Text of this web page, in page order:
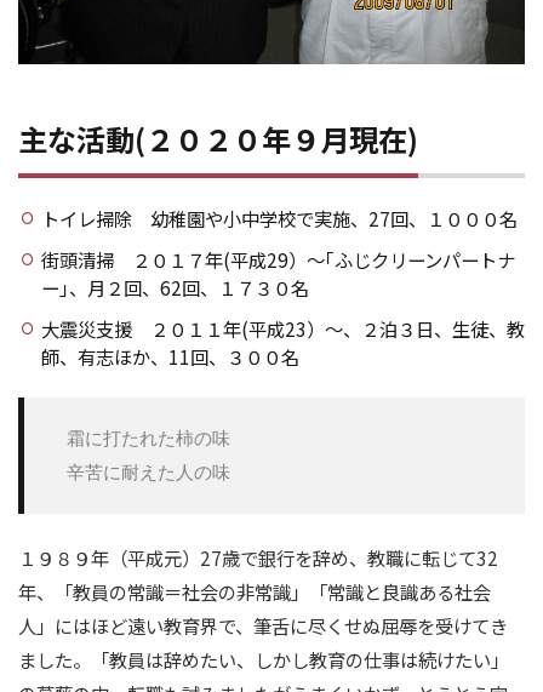
主な活動(２０２０年９月現在)
トイレ掃除 幼稚園や小中学校で実施、27回、１０００名
街頭清掃 ２０１７年(平成29）～｢ふじクリーンパートナ
ー｣、月２回、62回、１７３０名
大震災支援 ２０１１年(平成23）～、２泊３日、生徒、教
師、有志ほか、11回、３００名
霜に打たれた柿の味
辛苦に耐えた人の味
１９８９年（平成元）27歳で銀行を辞め、教職に転じて32
年、「教員の常識＝社会の非常識」「常識と良識ある社会
人」にはほど遠い教育界で、筆舌に尽くせぬ屈辱を受けてき
ました。「教員は辞めたい、しかし教育の仕事は続けたい」